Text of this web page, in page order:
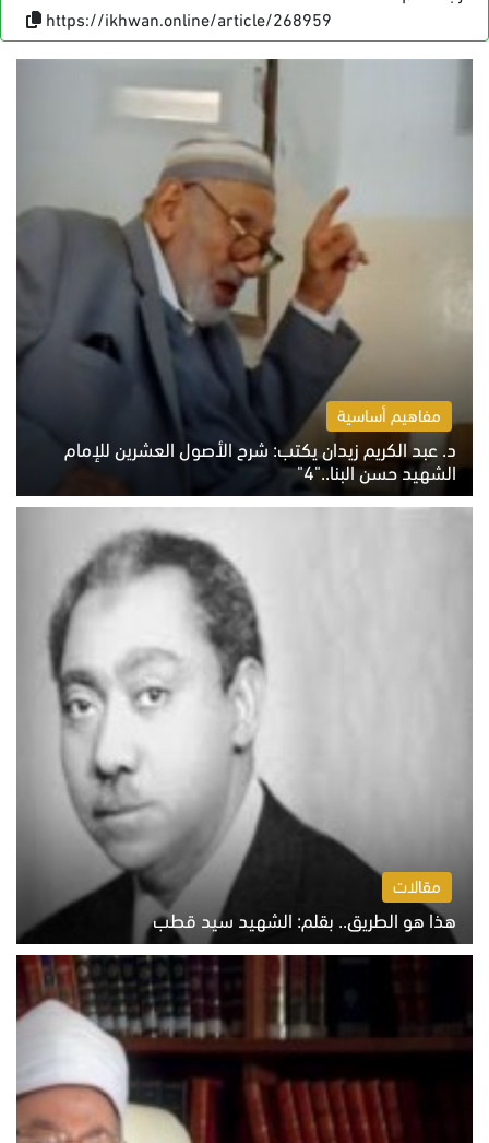
https://ikhwan.online/article/268959
مفاهيم أساسية
د. عبد الكريم زيدان يكتب: شرح الأصول العشرين للإمام
الشهيد حسن البنا.."4"
الخميس 6 أغسطس 2026 10:27 ص
مقالات
هذا هو الطريق.. بقلم: الشهيد سيد قطب
الخميس 6 أغسطس 2026 10:52 ص